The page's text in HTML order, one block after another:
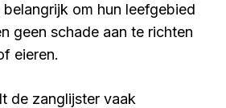
om hun leefgebied
geen schade aan te richten
eieren.
de zanglijster vaak